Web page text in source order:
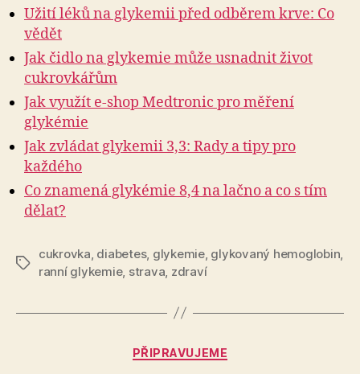
Užití léků na glykemii před odběrem krve: Co
vědět
Jak čidlo na glykemie může usnadnit život
cukrovkářům
Jak využít e-shop Medtronic pro měření
glykémie
Jak zvládat glykemii 3,3: Rady a tipy pro
každého
Co znamená glykémie 8,4 na lačno a co s tím
dělat?
Štítky
cukrovka, diabetes, glykemie, glykovaný hemoglobin,
ranní glykemie, strava, zdraví
Rubriky
PŘIPRAVUJEME